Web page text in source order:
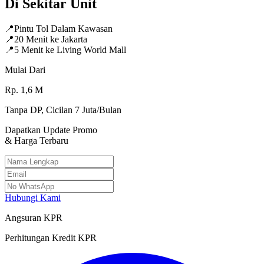
Di Sekitar Unit
📍Pintu Tol Dalam Kawasan
📍20 Menit ke Jakarta
📍5 Menit ke Living World Mall
Mulai Dari
Rp. 1,6 M
Tanpa DP, Cicilan 7 Juta/Bulan
Dapatkan Update Promo
& Harga Terbaru
Hubungi Kami
Angsuran KPR
Perhitungan Kredit KPR